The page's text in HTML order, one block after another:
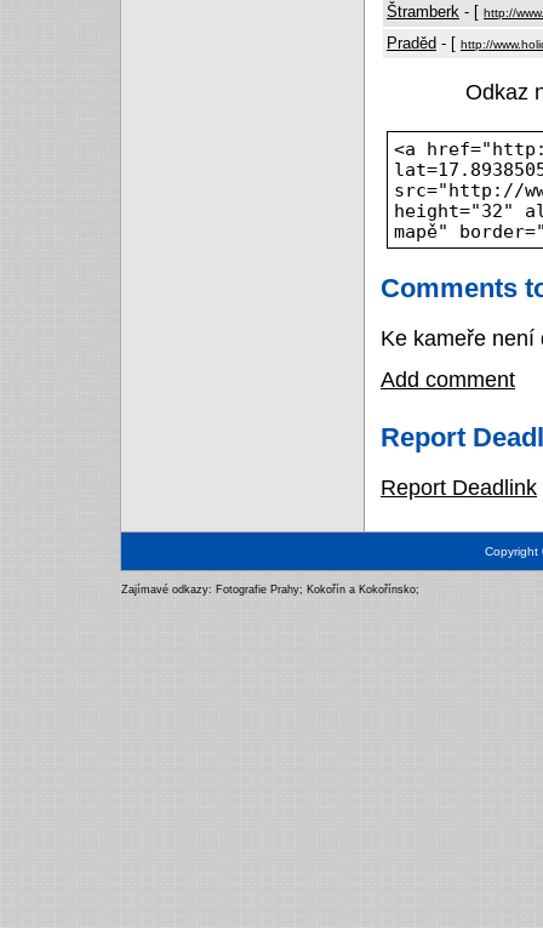
Štramberk - [ http://
Praděd - [ http://
Odkaz
<a href="http://
src="http://
height="32"
mapě"
Comments
Ke kameře není
Add comment
Report
Report Deadlink
Zajímavé odkazy: Fotografie Prahy; Kokořín a Kokořínsko;